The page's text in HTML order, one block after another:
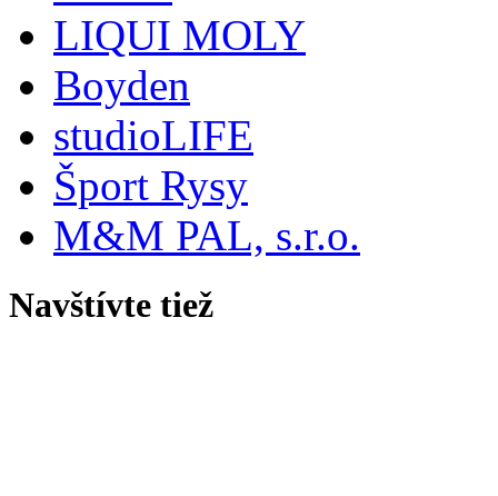
LIQUI MOLY
Boyden
studioLIFE
Šport Rysy
M&M PAL, s.r.o.
Navštívte tiež